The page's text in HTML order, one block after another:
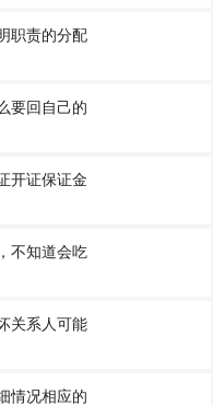
职责的分配
要回自己的
开证保证金
不知道会吃
关系人可能
情况相应的